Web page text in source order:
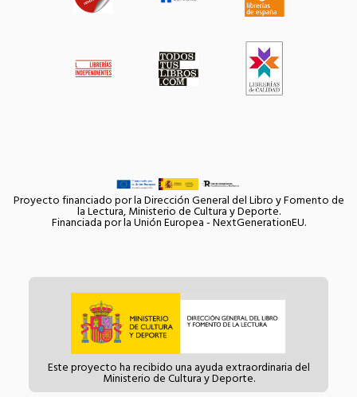
Proyecto financiado por la Dirección General del Libro y Fomento de
la Lectura, Ministerio de Cultura y Deporte.
Financiada por la Unión Europea - NextGenerationEU.
Este proyecto ha recibido una ayuda extraordinaria del
Ministerio de Cultura y Deporte.